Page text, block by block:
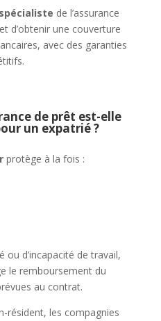
de l’assurance
d’obtenir une couverture
avec des garanties
de prêt est-elle
un expatrié ?
protège à la fois :
ou d’incapacité de travail,
le remboursement du
au contrat.
résident, les compagnies